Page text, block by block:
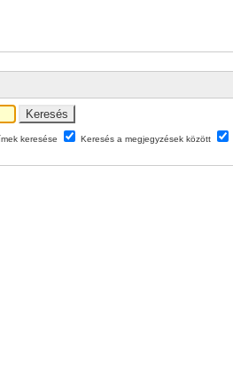
keresése Keresés a megjegyzések között